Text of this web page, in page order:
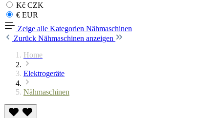
Kč CZK
€ EUR
Zeige alle Kategorien Nähmaschinen
Zurück Nähmaschinen anzeigen
Home
Elektrogeräte
Nähmaschinen